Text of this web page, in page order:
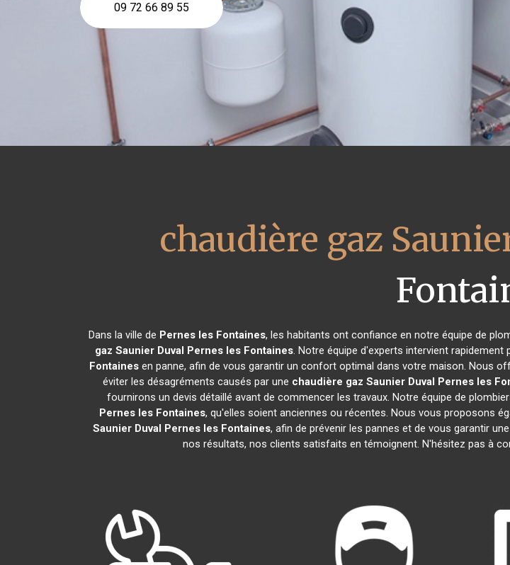
09 72 66 89 55
chaudière gaz
Dans la ville de Pernes les Fontaines, les habitants ont confiance en notre équipe de
gaz Saunier Duval Pernes les Fontaines. Notre équipe d'experts intervient rapidement
Fontainesen panne, afin de vous garantir un confort optimal dans votre maison. Nous
éviter les désagréments causés par une chaudière gaz Saunier Duval Pernes les
fournirons un devis détaillé avant de commencer les travaux. Notre équipe de
Pernes les Fontaines, qu'elles soient anciennes ou récentes. Nous vous proposons
Saunier Duval Pernes les Fontaines, afin de prévenir les pannes et de vous garantir
nos résultats, nos clients satisfaits en témoignent. N'hésitez pas à